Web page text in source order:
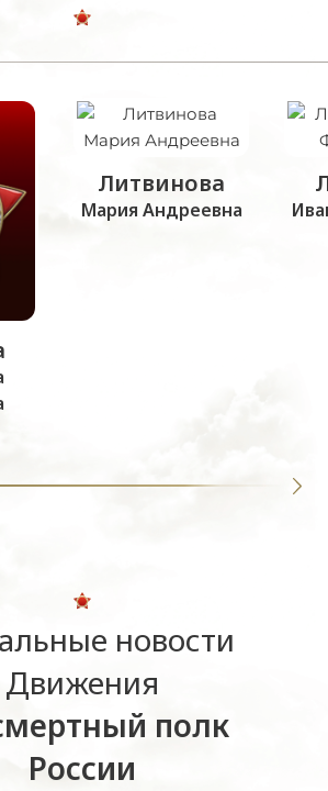
Литвинова
Мария Андреевна
новости
Движения
полк
России